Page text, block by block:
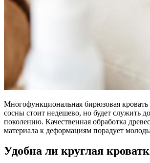
Многофункциональная бирюзовая кровать
сосны стоит недешево, но будет служить
поколению. Качественная обработка
материала к деформациям порадует
Удобна ли круглая